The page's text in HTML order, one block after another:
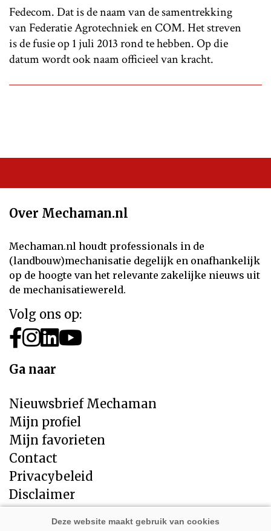
Fedecom. Dat is de naam van de samentrekking
van Federatie Agrotechniek en COM. Het streven
is de fusie op 1 juli 2013 rond te hebben. Op die
datum wordt ook naam officieel van kracht.
Over Mechaman.nl
Mechaman.nl houdt professionals in de
(landbouw)mechanisatie degelijk en onafhankelijk
op de hoogte van het relevante zakelijke nieuws uit
de mechanisatiewereld.
Volg ons op:
Ga naar
Nieuwsbrief Mechaman
Mijn profiel
Mijn favorieten
Contact
Privacybeleid
Disclaimer
Direct naar